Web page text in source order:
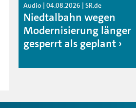
Audio | 04.08.2026 | SR.de
Niedtalbahn wegen
Modernisierung länger
gesperrt als geplant